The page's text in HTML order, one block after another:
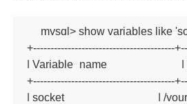
mysql> show variables like
+-----------------------------------------
| Variable_name                           |
+-----------------------------------------
| socket                                  | /